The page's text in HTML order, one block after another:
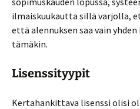
ilmaiskuukautta sillä varjolla,
että alennuksen saa vain
tämäkin.
Lisenssityypit
Kertahankittava lisenssi olisi